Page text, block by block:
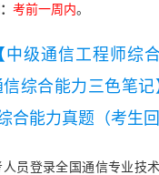
考前一周内。
中级通信工程师综
信综合能力三色笔记
合能力真题（考生回
员登录全国通信专业技